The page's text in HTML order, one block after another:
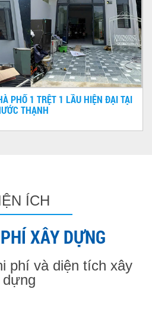
PHỐ 1 TRỆT 1 LẦU HIỆN ĐẠI TẠI
THẠNH
ÍCH
XÂY DỰNG
phí và diện tích xây
dựng